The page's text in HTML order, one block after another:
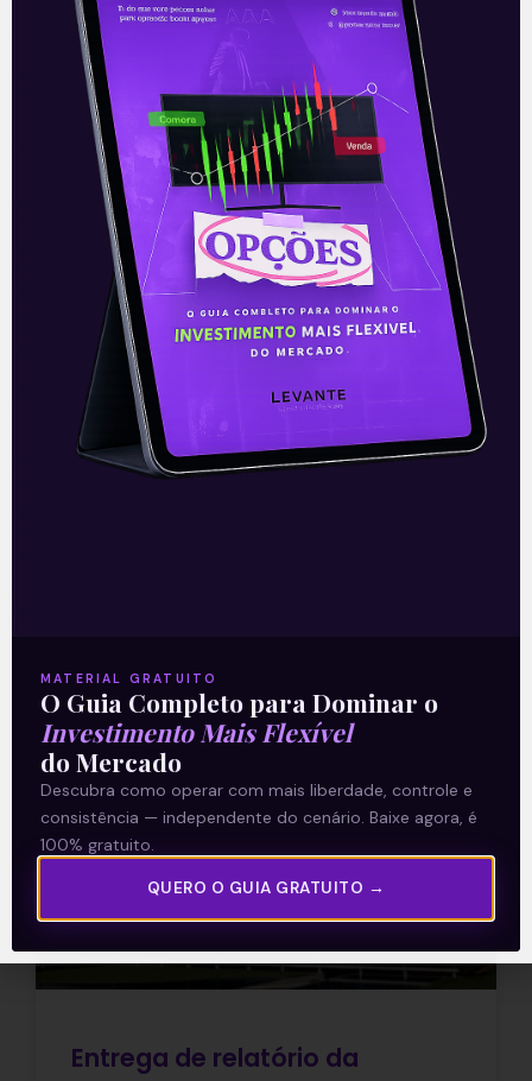
14/05/2021
E EU COM ISSO
Sem reforma tributária
No mesmo dia em que o relatório da
05/05/2021
E EU COM ISSO
Entrega de relatório da
MATERIAL GRATUITO
O Guia Completo para Dominar o
Investimento Mais Flexível
do Mercado
Descubra como operar com mais liberdade, controle e
consistência — independente do cenário. Baixe agora, é
100% gratuito.
QUERO O GUIA GRATUITO →